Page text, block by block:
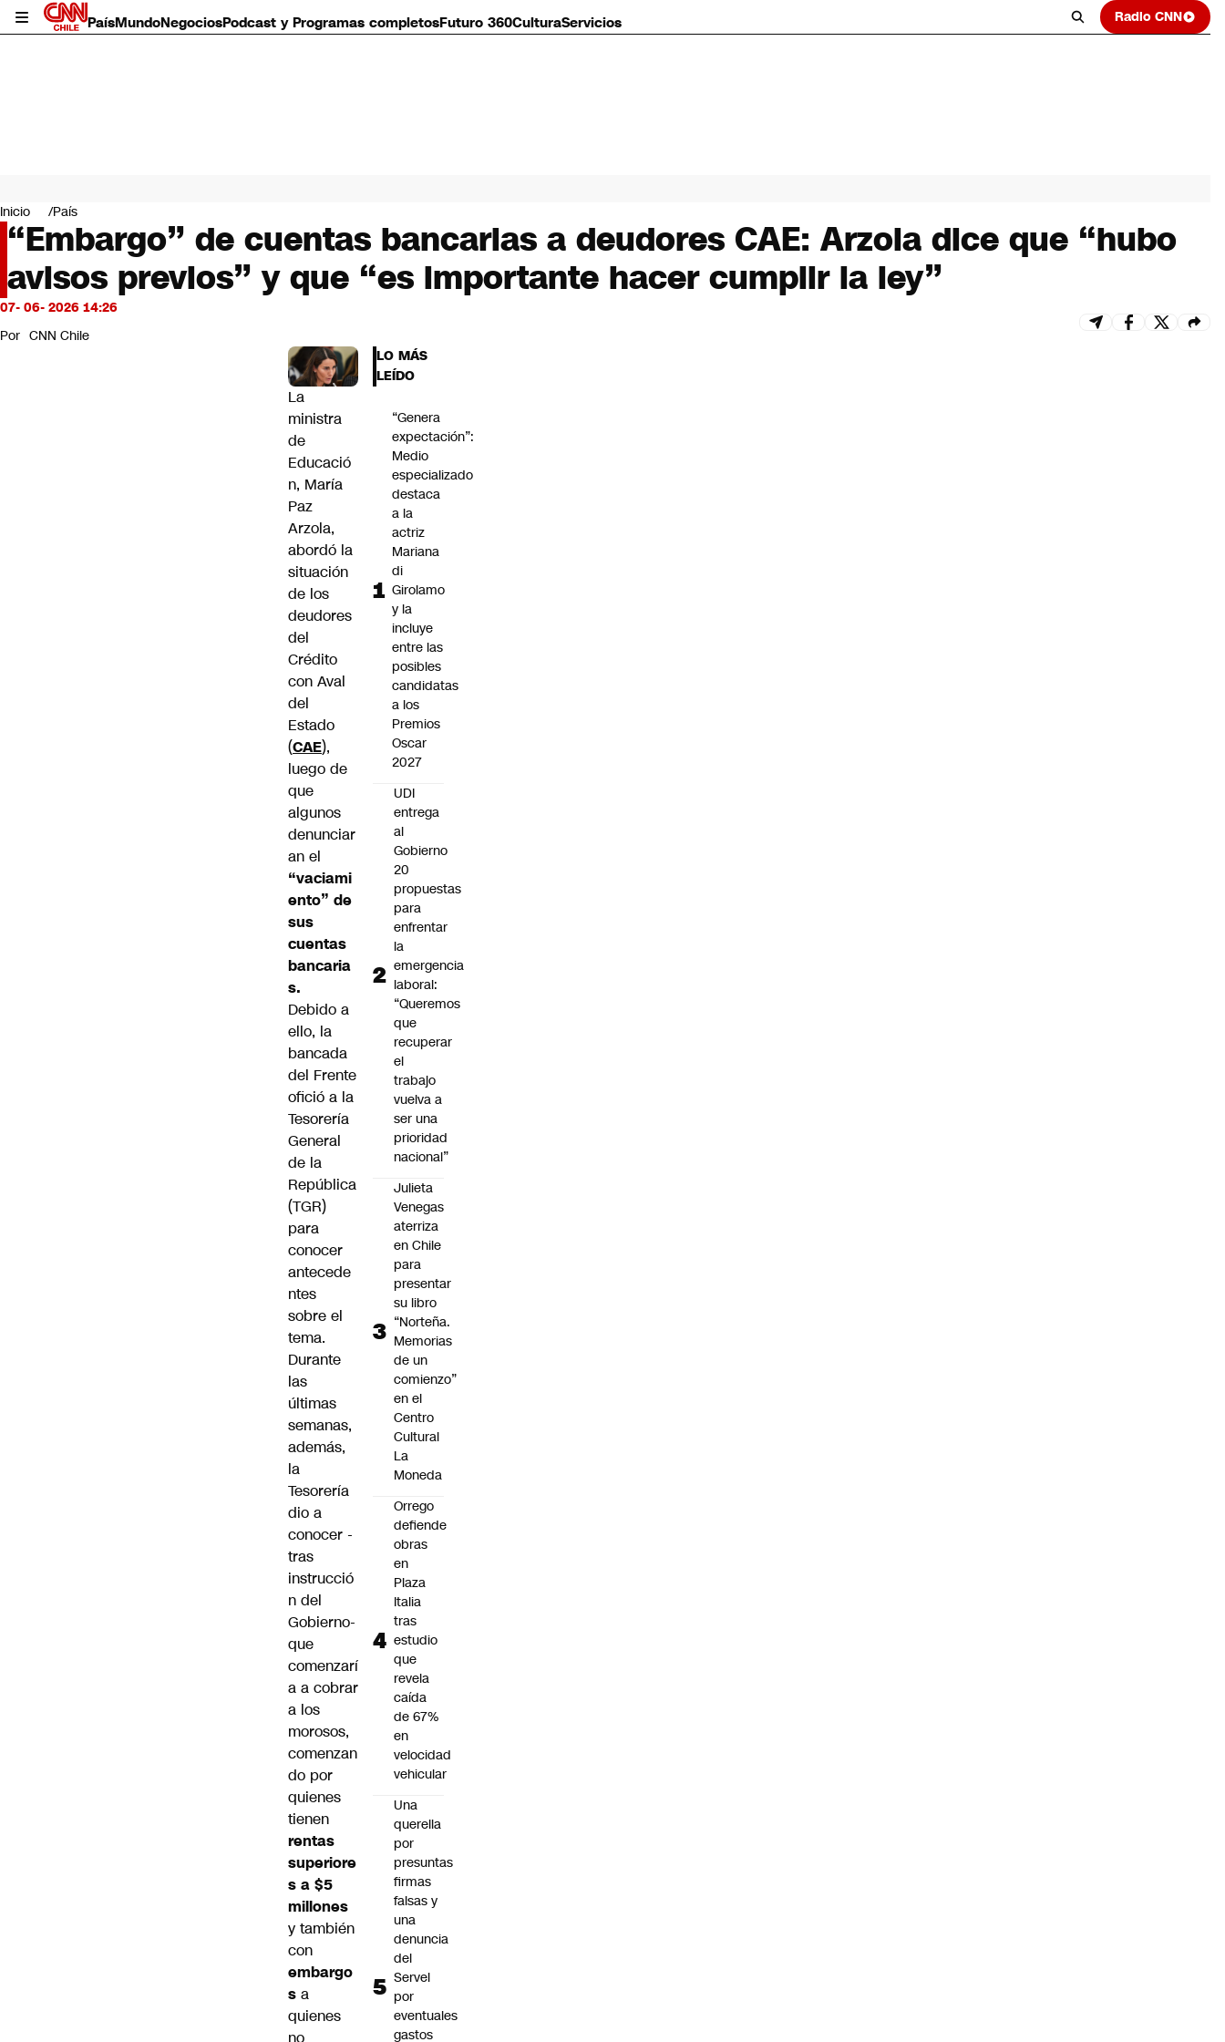
PaísMundoNegociosPodcast y Programas completosFuturo 360CulturaServicios Radio CNN
Mundo
Negocios
Deportes
Programas completos
Cultura
Servicios
Bits
CNN Data
Inicio País
“Embargo” de cuentas bancarias a deudores CAE: Arzola dice que “hubo
avisos previos” y que “es importante hacer cumplir la ley”
07- 06- 2026 14:26
Por CNN Chile
La
ministra
de
Educació
n, María
Paz
Arzola,
abordó la
situación
de los
deudores
del
Crédito
con Aval
del
Estado
(CAE),
luego de
que
algunos
denunciar
an el
“vaciami
ento” de
sus
cuentas
bancaria
s.
Debido a
ello, la
bancada
del Frente
ofició a la
Tesorería
General
de la
República
(TGR)
para
conocer
antecede
ntes
sobre el
tema.
Durante
las
últimas
semanas,
además,
la
Tesorería
dio a
conocer -
tras
instrucció
n del
Gobierno-
que
comenzarí
a a cobrar
a los
morosos,
comenzan
do por
quienes
tienen
rentas
superiore
s a $5
millones
y también
con
embargo
s a
quienes
no
LO MÁS
LEÍDO
“Genera
expectación”:
Medio
especializado
destaca
a la
actriz
Mariana
di
Girolamo
y la
incluye
entre las
posibles
candidatas
a los
Premios
Oscar
2027
UDI
entrega
al
Gobierno
20
propuestas
para
enfrentar
la
emergencia
laboral:
“Queremos
que
recuperar
el
trabajo
vuelva a
ser una
prioridad
nacional”
Julieta
Venegas
aterriza
en Chile
para
presentar
su libro
“Norteña.
Memorias
de un
comienzo”
en el
Centro
Cultural
La
Moneda
Orrego
defiende
obras
en
Plaza
Italia
tras
estudio
que
revela
caída
de 67%
en
velocidad
vehicular
Una
querella
por
presuntas
firmas
falsas y
una
denuncia
del
Servel
por
eventuales
gastos